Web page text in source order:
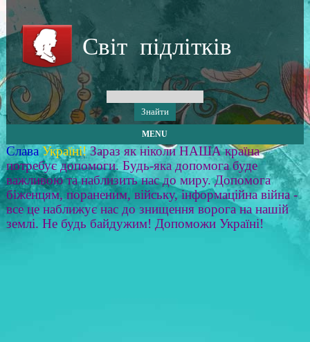
Світ підлітків
MENU
Слава Україні! Зараз як ніколи НАША країна
потребує допомоги. Будь-яка допомога буде
важливою та наблизить нас до миру. Допомога
біженцям, пораненим, війську, інформаційна війна -
все це наближує нас до знищення ворога на нашій
землі. Не будь байдужим! Допоможи Україні!